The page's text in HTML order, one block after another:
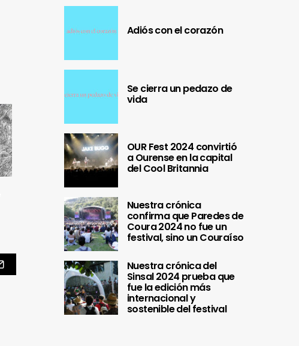
Adiós con el corazón
Se cierra un pedazo de
vida
OUR Fest 2024 convirtió
a Ourense en la capital
del Cool Britannia
Nuestra crónica
confirma que Paredes de
Coura 2024 no fue un
festival, sino un Couraíso
Nuestra crónica del
Sinsal 2024 prueba que
fue la edición más
internacional y
sostenible del festival